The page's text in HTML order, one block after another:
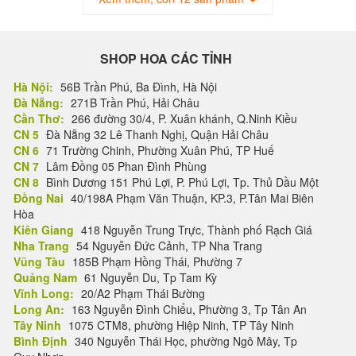
SHOP HOA CÁC TỈNH
Hà Nội: 56B Trần Phú, Ba Đình, Hà Nội
Đà Nẵng: 271B Trần Phú, Hải Châu
Cần Thơ: 266 đường 30/4, P. Xuân khánh, Q.Ninh Kiều
CN 5 Đà Nẵng 32 Lê Thanh Nghị, Quận Hải Châu
CN 6 71 Trường Chinh, Phường Xuân Phú, TP Huế
CN 7 Lâm Đồng 05 Phan Đình Phùng
CN 8 Bình Dương 151 Phú Lợi, P. Phú Lợi, Tp. Thủ Dầu Một
Đồng Nai 40/198A Phạm Văn Thuận, KP.3, P.Tân Mai Biên
Hòa
Kiên Giang 418 Nguyễn Trung Trực, Thành phố Rạch Giá
Nha Trang 54 Nguyễn Đức Cảnh, TP Nha Trang
Vũng Tàu 185B Phạm Hồng Thái, Phường 7
Quảng Nam 61 Nguyễn Du, Tp Tam Kỳ
Vĩnh Long: 20/A2 Phạm Thái Bường
Long An: 163 Nguyễn Đình Chiểu, Phường 3, Tp Tân An
Tây Ninh 1075 CTM8, phường Hiệp Ninh, TP Tây Ninh
Bình Định 340 Nguyễn Thái Học, phường Ngô Mây, Tp